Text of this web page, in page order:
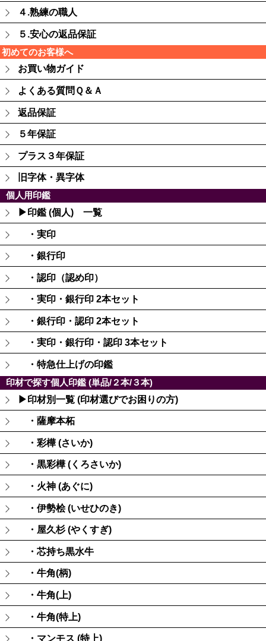
４.熟練の職人
５.安心の返品保証
初めてのお客様へ
お買い物ガイド
よくある質問Ｑ＆Ａ
返品保証
５年保証
プラス３年保証
旧字体・異字体
個人用印鑑
▶印鑑 (個人) 一覧
・実印
・銀行印
・認印（認め印）
・実印・銀行印 2本セット
・銀行印・認印 2本セット
・実印・銀行印・認印 3本セット
・特急仕上げの印鑑
印材で探す個人印鑑 (単品/２本/３本)
▶印材別一覧 (印材選びでお困りの方)
・薩摩本柘
・彩樺 (さいか)
・黒彩樺 (くろさいか)
・火神 (あぐに)
・伊勢桧 (いせひのき)
・屋久杉 (やくすぎ)
・芯持ち黒水牛
・牛角(柄)
・牛角(上)
・牛角(特上)
・マンモス (特上)